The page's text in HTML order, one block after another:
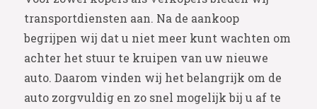
transportdiensten aan. Na de aankoop
begrijpen wij dat u niet meer kunt wachten om
achter het stuur te kruipen van uw nieuwe
auto. Daarom vinden wij het belangrijk om de
auto zorgvuldig en zo snel mogelijk bij u af te